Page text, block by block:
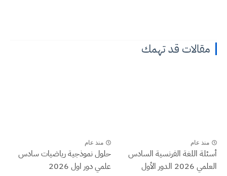
مقالات قد تهمك
منذ عام
أسئلة اللغة الفرنسية السادس
العلمي 2026 الدور الأول
منذ عام
حلول نموذجية رياضيات سادس
علمي دور اول 2026